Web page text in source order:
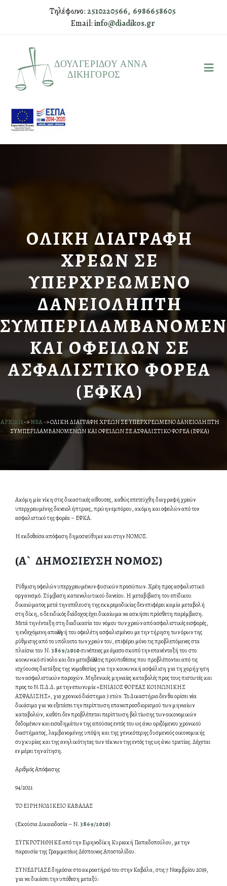
Τηλέφωνο:2510220566, 6986658605
Email:info@diadikos.gr
ΟΛΙΚΗ ΔΙΑΓΡΑΦΗ
ΧΡΕΩΝ ΣΕ
ΥΠΕΡΧΡΕΩΜΕΝΟ
ΔΑΝΕΙΟΛΗΠΤΗ
ΚΑΙ ΟΦΕΙΛΩΝ ΣΕ
ΑΣΦΑΛΙΣΤΙΚΟ ΦΟΡΕΑ
(ΕΦΚΑ)
ΑΡΧΙΚΗ->ΝΕΑ->ΟΛΙΚΗ ΔΙΑΓΡΑΦΗ ΧΡΕΩΝ ΣΕ ΥΠΕΡΧΡΕΩΜΕΝΟ ΔΑΝΕΙΟΛΗΠΤΗ
ΣΥΜΠΕΡΙΛΑΜΒΑΝΟΜΕΝΩΝ ΚΑΙ ΟΦΕΙΛΩΝ ΣΕ ΑΣΦΑΛΙΣΤΙΚΟ ΦΟΡΕΑ (ΕΦΚΑ)
Ακόμη μία νίκη στις δικαστικές αίθουσες, καθώς επετεύχθη διαγραφή χρεών
υπερχρεωμένης δανειολήπτριας, πρώην εμπόρου, ακόμη και οφειλών από τον
ασφαλιστικό της φορέα – ΕΦΚΑ.
Η εκδοθείσα απόφαση δημοσιεύθηκε και στην ΝΟΜΟΣ.
(Α` ΔΗΜΟΣΙΕΥΣΗ ΝΟΜΟΣ)
Ρύθμιση οφειλών υπερχρεωμένων φυσικών προσώπων. Χρέη προς ασφαλιστικό
οργανισμό. Σύμβαση καταναλωτικού δανείου. Η μεταβίβαση του επίδικου
δικαιώματος μετά την επέλευση της εκκρεμοδικίας δεν επιφέρει καμία μεταβολή
στη δίκη, ο δε ειδικός διάδοχος έχει δικαίωμα να ασκήσει πρόσθετη παρέμβαση.
Μετά την ένταξη στη διαδικασία του νόμου των χρεών από ασφαλιστικές εισφορές,
η ενδεχόμενη απαλλαγή του οφειλέτη ασφαλισμένου με την τήρηση των όρων της
ρύθμισης από το υπόλοιπο των χρεών του, επιφέρει μόνο τις προβλεπόμενες στα
πλαίσια του Ν.3869/2010συνέπειες με άμεσο σκοπό την επανένταξή του στο
κοινωνικό σύνολο και δεν μεταβάλλει τις προϋποθέσεις που προβλέπονται από τις
ισχύουσες διατάξεις της νομοθεσίας για την κοινωνική ασφάλιση για τη χορήγηση
των ασφαλιστικών παροχών. Μηδενικές μηνιαίες καταβολές προς τους πιστωτές και
προς το Ν.Π.Δ.Δ. με την επωνυμία «ΕΝΙΑΙΟΣ ΦΟΡΕΑΣ ΚΟΙΝΩΝΙΚΗΣ
ΑΣΦΑΛΙΣΗΣ», για χρονικό διάστημα 3 ετών. Το Δικαστήριο δεν θα ορίσει νέα
δικάσιμο για να εξετάσει την περίπτωση επαναπροσδιορισμού των μηνιαίων
καταβολών, καθότι δεν προβλέπεται περίπτωση βελτίωσης των οικονομικών
δεδομένων και εισοδημάτων της απούσας εντός του ως άνω οριζόμενου χρονικού
διαστήματος, λαμβανομένης υπόψη και της γενικότερης δυσμενούς οικονομικής
συγκυρίας και της ανηλικότητας των τέκνων της εντός της ως άνω τριετίας. Δέχεται
εν μέρει την αίτηση.
Αριθμός Απόφασης
94/2021
ΤΟ ΕΙΡΗΝΟΔΙΚΕΙΟ ΚΑΒΑΛΑΣ
(Εκούσια Δικαιοδοσία – Ν.3869/2010)
ΣΥΓΚΡΟΤΗΘΗΚΕ από την Ειρηνοδίκη Κυριακή Παπαδοπούλου, με την
παρουσία της Γραμματέως Δέσποινας Αποστολίδου.
ΣΥΝΕΔΡΙΑΣΕ δημόσια στο ακροατήριό του στην Καβάλα, στις 7 Νοεμβρίου 2019,
για να δικάσει την υπόθεση μεταξύ: